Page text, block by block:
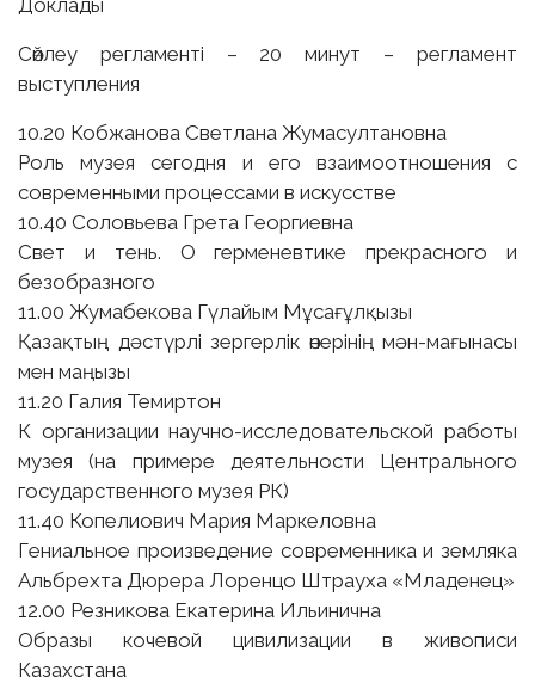
Доклады
Сөйлеу регламенті – 20 минут – регламент
выступления
10.20 Кобжанова Светлана Жумасултановна
Роль музея сегодня и его взаимоотношения с
современными процессами в искусстве
10.40 Соловьева Грета Георгиевна
Свет и тень. О герменевтике прекрасного и
безобразного
11.00 Жумабекова Гүлайым Мұсағұлқызы
Қазақтың дәстүрлі зергерлік өнерінің мән-мағынасы
мен маңызы
11.20 Галия Темиртон
К организации научно-исследовательской работы
музея (на примере деятельности Центрального
государственного музея РК)
11.40 Копелиович Мария Маркеловна
Гениальное произведение современника и земляка
Альбрехта Дюрера Лоренцо Штрауха «Младенец»
12.00 Резникова Екатерина Ильинична
Образы кочевой цивилизации в живописи
Казахстана